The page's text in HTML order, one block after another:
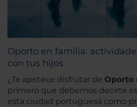
Oporto en familia:
con tus hijos
¿Te apetece disfrutar de Oporto
primero que debemos decirte
esta ciudad portuguesa como